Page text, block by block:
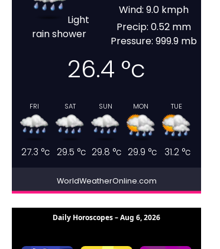
Light
rain shower
Wind: 9.0 kmph
Precip: 0.52 mm
Pressure: 999.9 mb
26.4 °c
FRI
27.3 °c
SAT
29.5 °c
SUN
29.8 °c
MON
29.9 °c
TUE
31.2 °c
WorldWeatherOnline.com